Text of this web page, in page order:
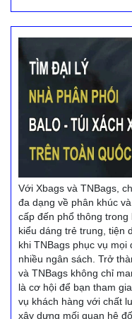
Với Xbags và TNBags,
đa dạng về phân khúc
cấp đến phổ thông
kiểu dáng trẻ trung, tiện
khi TNBags phục vụ
nhiều ngân sách. Trở
và TNBags không chỉ
là cơ hội để bạn tham
vụ khách hàng với chất
xây dựng mối quan hệ